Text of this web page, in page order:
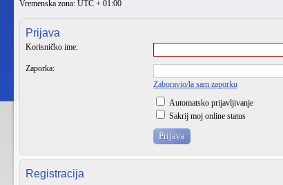
Vremenska zona: UTC + 01:00
Prijava
Korisničko ime:
Zaporka:
Zaboravio/la sam zaporku
Automatsko prijavljivanje
Sakrij moj online status
Registracija